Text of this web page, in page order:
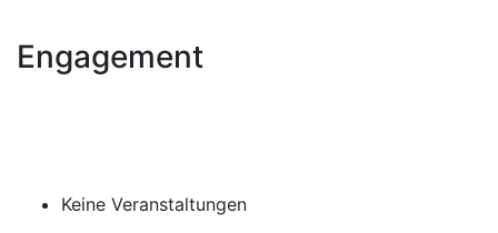
Engagement
Keine Veranstaltungen